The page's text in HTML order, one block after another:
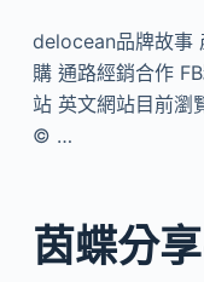
delocean品牌故事
購 通路經銷合作
站 英文網站目前
© …
茵蝶分